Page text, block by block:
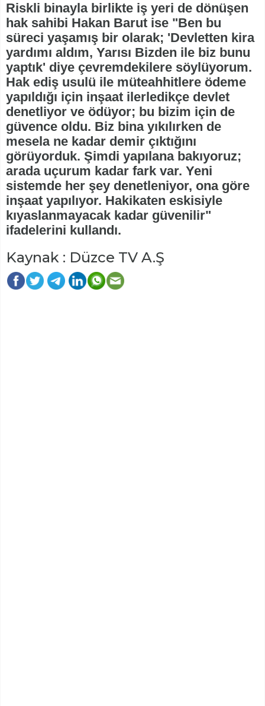
Riskli binayla birlikte iş yeri de dönüşen
hak sahibi Hakan Barut ise "Ben bu
süreci yaşamış bir olarak; 'Devletten kira
yardımı aldım, Yarısı Bizden ile biz bunu
yaptık' diye çevremdekilere söylüyorum.
Hak ediş usulü ile müteahhitlere ödeme
yapıldığı için inşaat ilerledikçe devlet
denetliyor ve ödüyor; bu bizim için de
güvence oldu. Biz bina yıkılırken de
mesela ne kadar demir çıktığını
görüyorduk. Şimdi yapılana bakıyoruz;
arada uçurum kadar fark var. Yeni
sistemde her şey denetleniyor, ona göre
inşaat yapılıyor. Hakikaten eskisiyle
kıyaslanmayacak kadar güvenilir"
ifadelerini kullandı.
Kaynak : Düzce TV A.Ş